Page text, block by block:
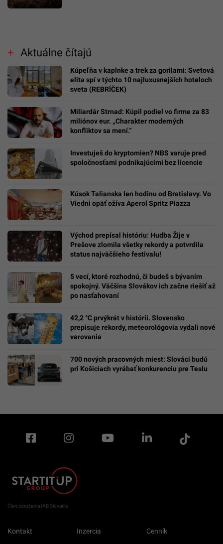
Aktuálne čítajú
Kúpeľňa v kaplnke a trek za gorilami: Svetová
elita spí v týchto 10 najluxusnejších hoteloch
sveta (REBRÍČEK)
Miliardár Strnad: Kúpil podiel vo firme za 83
miliónov eur. „Charakter moderných
konfliktov sa mení.“
Investuješ do kryptomien? NBS varuje pred
spoločnosťami podnikajúcimi bez licencie
Kúsok Talianska len hodinu od Bratislavy. Vo
Viedni opäť ožíva Aperol Spritz Piazza
Východ prepísal históriu: Hudba Žije v
Prešove zlomila všetky rekordy a potvrdila
status najväčšieho festivalu!
5 vecí, ktoré rozhodnú, či budeš s bývaním
spokojný. Väčšina Slovákov ich začne riešiť až
po nasťahovaní
42,2 °C prvýkrát v histórii. Slovensko
prepisuje rekordy, meteorológovia vydali nové
varovania
700 nových pracovných miest: Slováci budú
pri Košiciach vyrábať konkurenciu pre Teslu
Člen združenia IAB Slovakia
Kontakt Inzercia Cenník